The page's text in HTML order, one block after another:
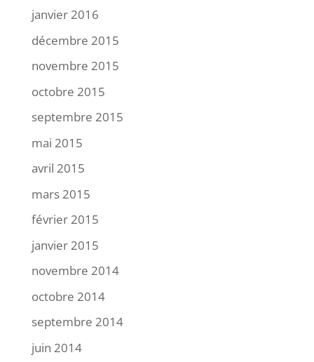
janvier 2016
décembre 2015
novembre 2015
octobre 2015
septembre 2015
mai 2015
avril 2015
mars 2015
février 2015
janvier 2015
novembre 2014
octobre 2014
septembre 2014
juin 2014